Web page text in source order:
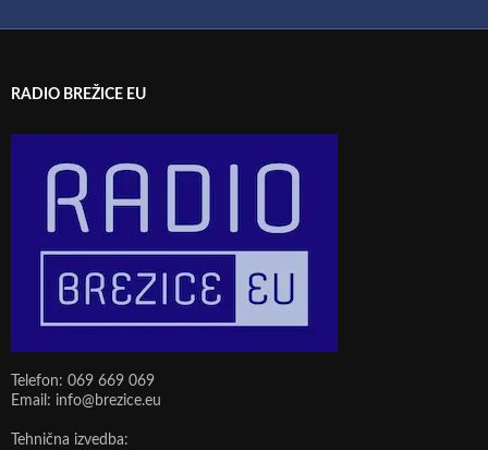
RADIO BREŽICE EU
Telefon: 069 669 069
Email: info@brezice.eu
Tehnična izvedba: